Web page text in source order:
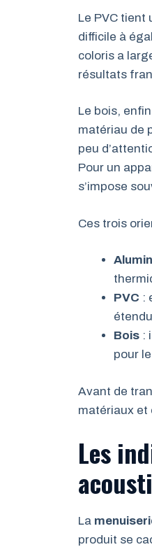
Le PVC tient
difficile à
coloris a
résultats
Le bois,
matériau de
peu
Pour un
s’impose
Ces trois
PVC :
Bois :
pour
Avant de
matériaux et
Les
La
produit se